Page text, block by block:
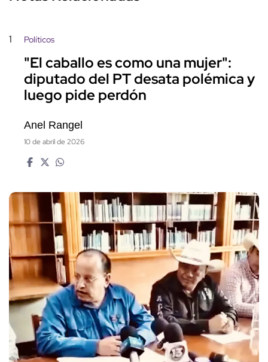
1 Políticos
"El caballo es como una mujer":
diputado del PT desata polémica y
luego pide perdón
Anel Rangel
10 de abril de 2026